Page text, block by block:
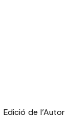
Edició de l’Autor